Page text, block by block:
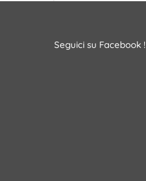
Seguici su Facebook !